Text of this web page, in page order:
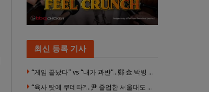
최신 등록 기사
“게임 끝났다” vs “내가 과반”…鄭·金 박빙 전대 서로 우위 주장
“육사 탓에 쿠데타?…尹 졸업한 서울대도 없애야 하나”